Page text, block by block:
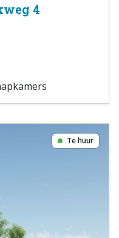
4
Te huur